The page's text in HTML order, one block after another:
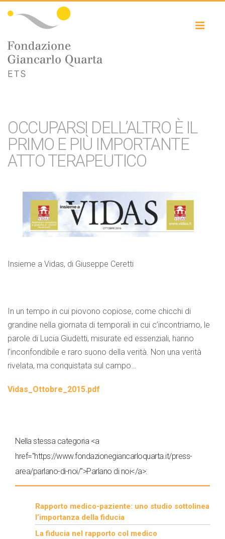
OCCUPARSI DELL’ALTRO È IL
PRIMO E PIÙ IMPORTANTE
ATTO TERAPEUTICO
Insieme a Vidas, di Giuseppe Ceretti
In un tempo in cui piovono copiose, come chicchi di
grandine nella giornata di temporali in cui c’incontriamo, le
parole di Lucia Giudetti, misurate ed essenziali, hanno
l’inconfondibile e raro suono della verità. Non una verità
rivelata, ma conquistata sul campo…
Vidas_Ottobre_2015.pdf
Nella stessa categoria <a
href="https://www.fondazionegiancarloquarta.it/press-
area/parlano-di-noi/">Parlano di noi</a>:
Rapporto medico-paziente: uno studio sottolinea
l’importanza della fiducia
La fiducia nel rapporto col medico